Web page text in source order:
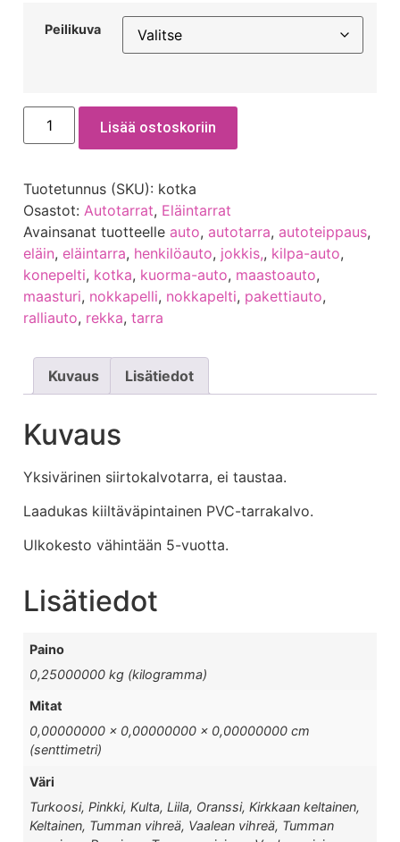
Peilikuva
Lisää ostoskoriin
Tuotetunnus (SKU): kotka
Osastot: Autotarrat, Eläintarrat
Avainsanat tuotteelle auto, autotarra, autoteippaus,
eläin, eläintarra, henkilöauto, jokkis,, kilpa-auto,
konepelti, kotka, kuorma-auto, maastoauto,
maasturi, nokkapelli, nokkapelti, pakettiauto,
ralliauto, rekka, tarra
Kuvaus Lisätiedot
Kuvaus
Yksivärinen siirtokalvotarra, ei taustaa.
Laadukas kiiltäväpintainen PVC-tarrakalvo.
Ulkokesto vähintään 5-vuotta.
Lisätiedot
Paino
0,25000000 kg (kilogramma)
Mitat
0,00000000 × 0,00000000 × 0,00000000 cm
(senttimetri)
Väri
Turkoosi, Pinkki, Kulta, Liila, Oranssi, Kirkkaan keltainen,
Keltainen, Tumman vihreä, Vaalean vihreä, Tumman